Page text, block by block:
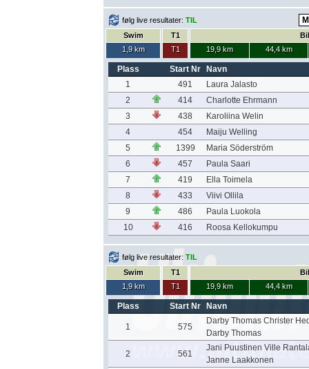
følg live resultater: TIL
Swim
1,9 km
T1
T1
19,9 km
44,4 km
Plass Start Nr
Navn
1
491
Laura Jalasto
2
414
Charlotte Ehrmann
3
438
Karoliina Welin
4
454
Maiju Welling
5
1399
Maria Söderström
6
457
Paula Saari
7
419
Ella Toimela
8
433
Viivi Ollila
9
486
Paula Luokola
10
416 Roosa Kellokumpu
følg live resultater: TIL
Swim
1,9 km
T1
T1
19,9 km
44,4 km
Plass Start Nr Navn
1 575
Darby Thomas Christer
Darby Thomas
2 561
Jani Puustinen Ville
Janne Laakkonen